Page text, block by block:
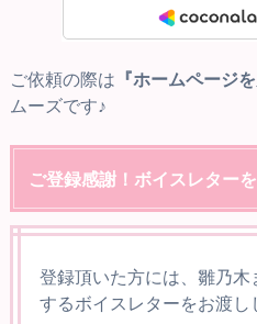
ご依頼の際は 『ホームページを
ムーズです♪
ご登録感謝！ボイスレター
登録頂いた方には、雛乃
するボイスレターをお渡